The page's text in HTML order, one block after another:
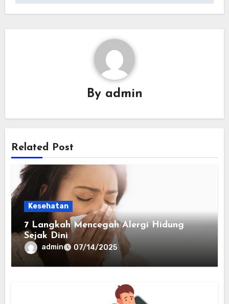
By admin
Related Post
Kesehatan
7 Langkah Mencegah Alergi Hidung
Sejak Dini
admin 07/14/2025